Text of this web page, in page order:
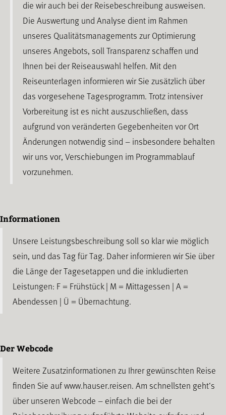
die wir auch bei der Reisebeschreibung ausweisen.
Die Auswertung und Analyse dient im Rahmen
unseres Qualitätsmanagements zur Optimierung
unseres Angebots, soll Transparenz schaffen und
Ihnen bei der Reiseauswahl helfen. Mit den
Reiseunterlagen informieren wir Sie zusätzlich über
das vorgesehene Tagesprogramm. Trotz intensiver
Vorbereitung ist es nicht auszuschließen, dass
aufgrund von veränderten Gegebenheiten vor Ort
Änderungen notwendig sind – insbesondere behalten
wir uns vor, Verschiebungen im Programmablauf
vorzunehmen.
Informationen
Unsere Leistungsbeschreibung soll so klar wie möglich
sein, und das Tag für Tag. Daher informieren wir Sie über
die Länge der Tagesetappen und die inkludierten
Leistungen: F = Frühstück | M = Mittagessen | A =
Abendessen | Ü = Übernachtung.
Der Webcode
Weitere Zusatzinformationen zu Ihrer gewünschten Reise
finden Sie auf www.hauser.reisen. Am schnellsten geht‘s
über unseren Webcode – einfach die bei der